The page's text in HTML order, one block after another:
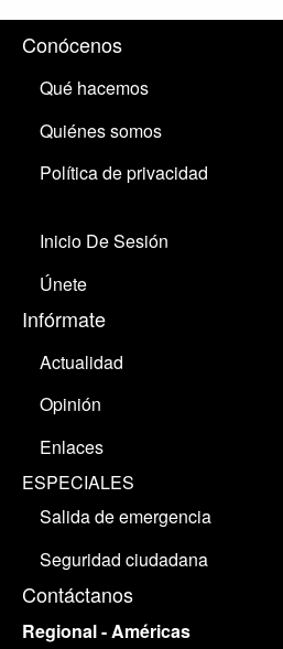
Conócenos
Qué hacemos
Quiénes somos
Política de privacidad
Inicio De Sesión
Únete
Infórmate
Actualidad
Opinión
Enlaces
ESPECIALES
Salida de emergencia
Seguridad ciudadana
Contáctanos
Regional - Américas